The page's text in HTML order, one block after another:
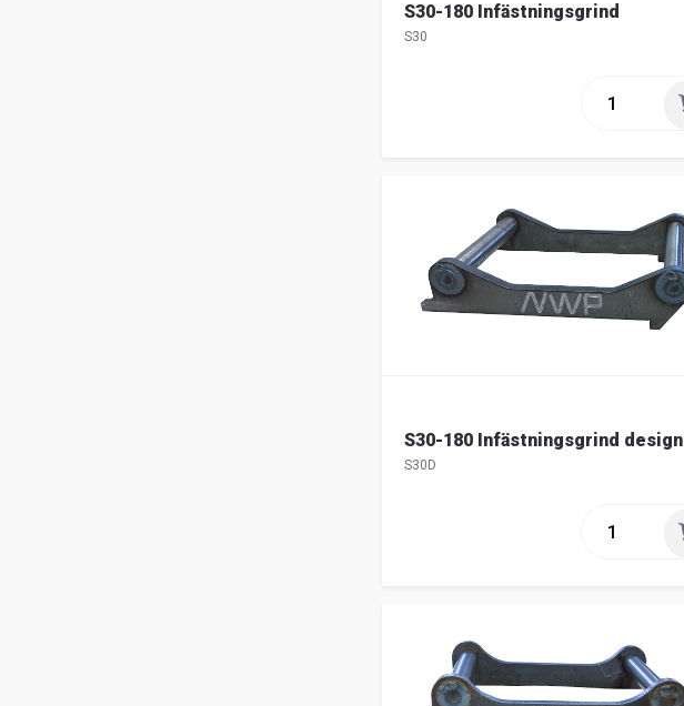
S30-180 Infästningsgrind
S30
S30-180 Infästningsgrind design
S30D